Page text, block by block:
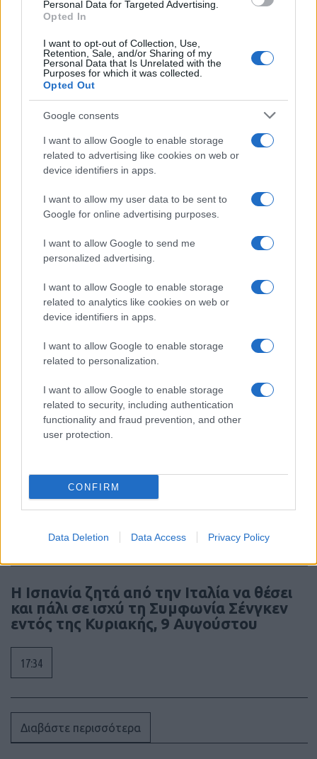
Personal Data for Targeted Advertising.
Opted In
I want to opt-out of Collection, Use,
Retention, Sale, and/or Sharing of my
Personal Data that Is Unrelated with the
Purposes for which it was collected.
Opted Out
Google consents
I want to allow Google to enable storage
related to advertising like cookies on web or
device identifiers in apps.
I want to allow my user data to be sent to
Google for online advertising purposes.
I want to allow Google to send me
personalized advertising.
I want to allow Google to enable storage
related to analytics like cookies on web or
device identifiers in apps.
I want to allow Google to enable storage
related to personalization.
I want to allow Google to enable storage
related to security, including authentication
functionality and fraud prevention, and other
user protection.
CONFIRM
Data Deletion Data Access Privacy Policy
ΕΞΕΛΙΞΗ: H Τουρκία στέλνει όλους τους
εκτοξευτές της MLRS και τους
πυραύλους ATACMS στην Ουκρανία
Και η Lufthansa απορρίπτει τα πρώτα
Boeing 777-9 – Νέος πονοκέφαλος για
Drakon: το μεγαλύτερο υποβρύχιο που
ναυπηγήθηκε στη Γερμανία παραδίδεται
στο Ισραήλ
Πόλεμος της Νότιας Οσσετίας, η
σύγκρουση των 10 ημερών
Η Ισπανία ζητά από την Ιταλία να θέσει
και πάλι σε ισχύ τη Συμφωνία Σένγκεν
εντός της Κυριακής, 9 Αυγούστου
17:34
Διαβάστε περισσότερα